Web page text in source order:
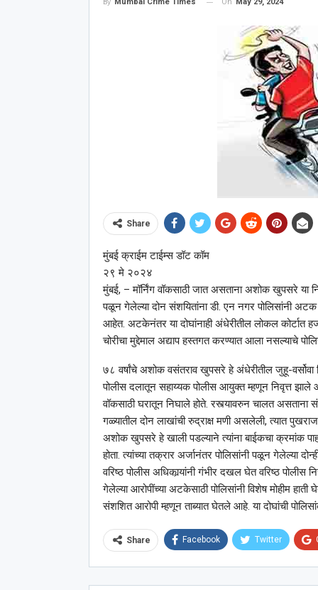
Share
मुंबई क्राईम टाईम्स डॉट कॉम
२९ मे २०२४
मुंबई, – मॉर्निंग वॉकसाठी जात असताना अशोक खुपसरे या
पळून गेलेल्या दोन संशयितांना डी. एन नगर पोलिसांनी
आहेत. अटकेनंतर या दोघांनाही अंधेरीतील लोकल कोर्टात
चोरीचा मुद्देमाल अद्याप हस्तगत करण्यात आला नसल्याचे
७८ वर्षांचे अशोक वसंतराव खुपसरे हे अंधेरीतील जुहू-
पोलीस दलातून सहाय्यक पोलीस आयुक्त म्हणून निवृत्त झाले
वॉकसाठी घरातून निघाले होते. रस्त्यावरुन चालत असताना
गळ्यातील दोन लाखांची रुद्राक्ष मणी असलेली, त्यात
अशोक खुपसरे हे खाली पडल्याने त्यांना बाईकचा क्रमांक
होता. त्यांच्या तक्रार अर्जानंतर पोलिसांनी पळून गेलेल्या
वरिष्ठ पोलीस अधिकार्‍यांनी गंभीर दखल घेत वरिष्ठ
गेलेल्या आरोपींच्या अटकेसाठी पोलिसांनी विशेष मोहीम हाती
संशशित आरोपी म्हणून ताब्यात घेतले आहे. या दोघांची
Share Facebook Twitter